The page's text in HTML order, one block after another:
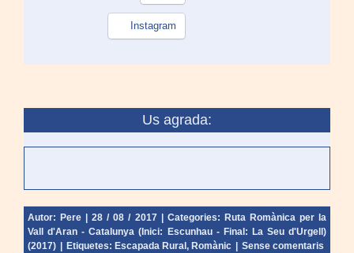
Instagram
Us agrada:
Autor: Pere 28 / 08 / 2017 Categories: Ruta Romànica per la
Vall d'Aran - Catalunya (Inici: Escunhau - Final: La Seu d'Urgell)
(2017)
Etiquetes: Escapada Rural , Romànic Sense comentaris